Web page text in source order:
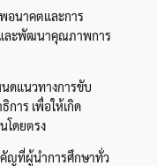
อนาคตและการ
และพัฒนาคุณภาพการ
ดแนวทางการขับ
การ เพื่อให้เกิด
โดยตรง
คัญที่ผู้นำการศึกษาทั่ว